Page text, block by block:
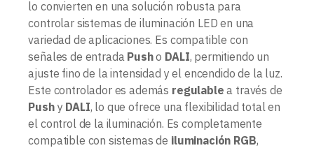
lo convierten en una solución robusta para
controlar sistemas de iluminación LED en una
variedad de aplicaciones. Es compatible con
señales de entrada Pusho DALI, permitiendo un
ajuste fino de la intensidad y el encendido de la luz.
Este controlador es además regulable a través de
Pushy DALI, lo que ofrece una flexibilidad total en
el control de la iluminación. Es completamente
compatible con sistemas de iluminación RGB,